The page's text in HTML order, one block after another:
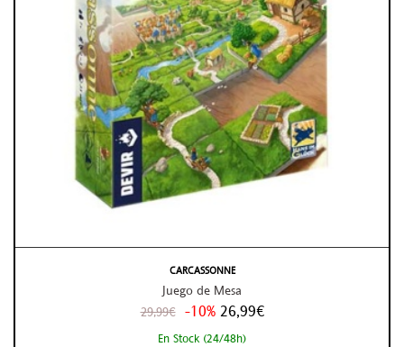
CARCASSONNE
Juego de Mesa
29,99€ -10% 26,99€
En Stock (24/48h)